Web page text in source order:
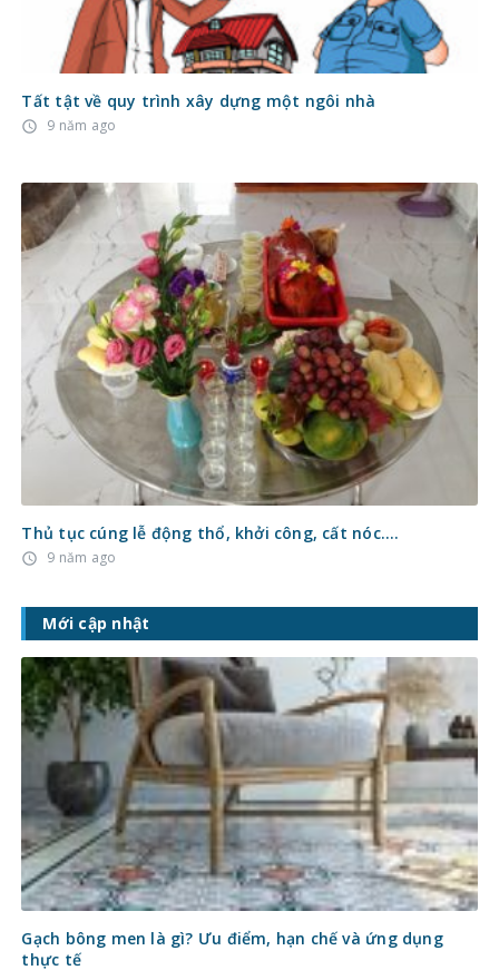
Tất tật về quy trình xây dựng một ngôi nhà
access_time 9 năm ago
Thủ tục cúng lễ động thổ, khởi công, cất nóc….
access_time 9 năm ago
Mới cập nhật
Gạch bông men là gì? Ưu điểm, hạn chế và ứng dụng
thực tế